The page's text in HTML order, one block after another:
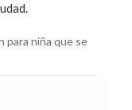
para niña que se